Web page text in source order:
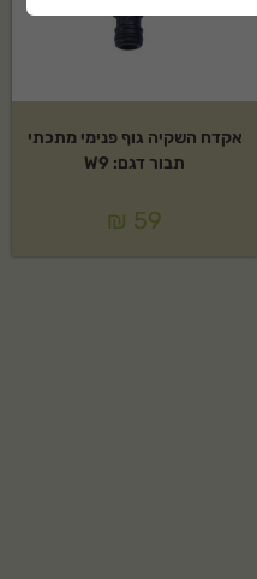
אקדח השקיה גוף פנימי מתכתי
תבור דגם: W9
₪ 59